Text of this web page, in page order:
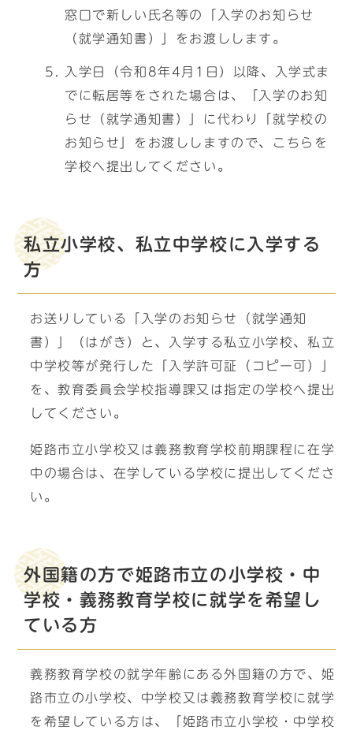
窓口で新しい氏名等の「入学のお知らせ
（就学通知書）」をお渡しします。
入学日（令和8年4月1日）以降、入学式ま
でに転居等をされた場合は、「入学のお知
らせ（就学通知書）」に代わり「就学校の
お知らせ」をお渡ししますので、こちらを
学校へ提出してください。
私立小学校、私立中学校に入学する
方
お送りしている「入学のお知らせ（就学通知
書）」（はがき）と、入学する私立小学校、私立
中学校等が発行した「入学許可証（コピー可）」
を、教育委員会学校指導課又は指定の学校へ提出
してください。
姫路市立小学校又は義務教育学校前期課程に在学
中の場合は、在学している学校に提出してくださ
い。
外国籍の方で姫路市立の小学校・中
学校・義務教育学校に就学を希望し
ている方
義務教育学校の就学年齢にある外国籍の方で、姫
路市立の小学校、中学校又は義務教育学校に就学
を希望している方は、「姫路市立小学校・中学校